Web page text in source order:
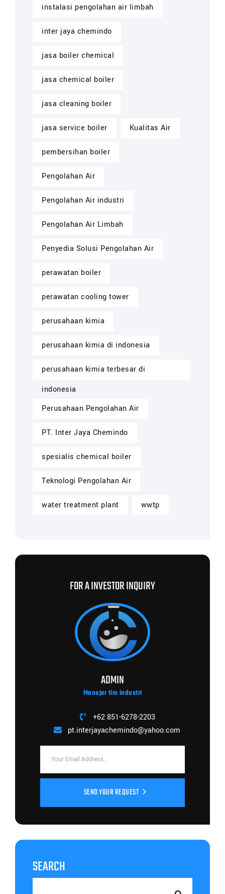
instalasi pengolahan air limbah
inter jaya chemindo
jasa boiler chemical
jasa chemical boiler
jasa cleaning boiler
jasa service boiler Kualitas Air
pembersihan boiler
Pengolahan Air
Pengolahan Air industri
Pengolahan Air Limbah
Penyedia Solusi Pengolahan Air
perawatan boiler
perawatan cooling tower
perusahaan kimia
perusahaan kimia di indonesia
perusahaan kimia terbesar di
indonesia
Perusahaan Pengolahan Air
PT. Inter Jaya Chemindo
spesialis chemical boiler
Teknologi Pengolahan Air
water treatment plant wwtp
FOR A INVESTOR INQUIRY
ADMIN
Manajer tim industri
+62 851-6278-2203
pt.interjayachemindo@yahoo.com
SEND YOUR REQUEST
SEARCH